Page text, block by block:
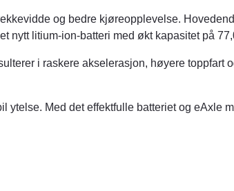
og bedre kjøreopplevelse.
nytt litium-ion-batteri med økt kapasitet på
i raskere akselerasjon, høyere toppfart
ytelse. Med det effektfulle batteriet og eAxle